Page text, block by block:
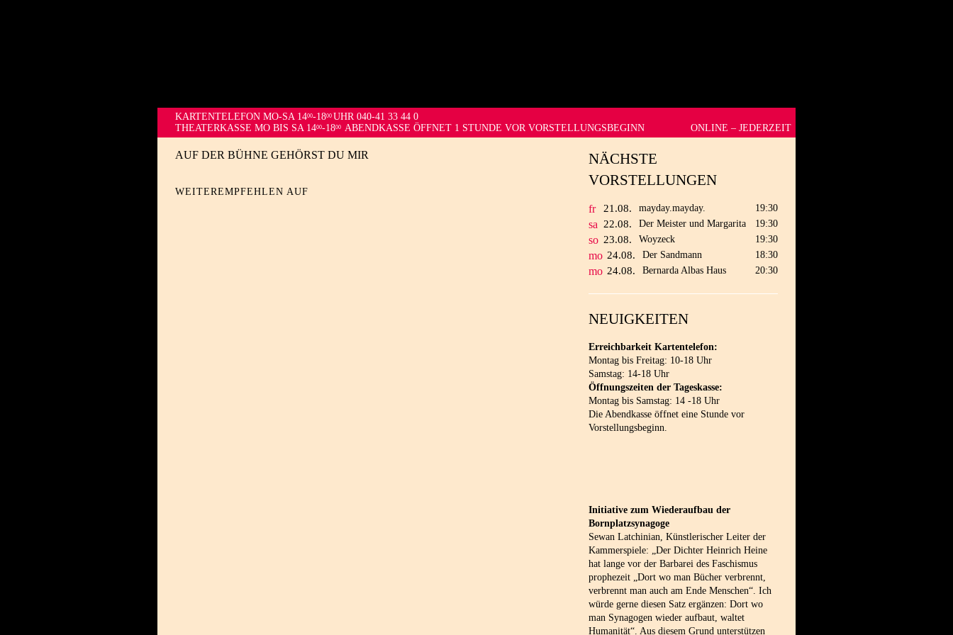
KARTENTELEFON MO-SA 1400-1800 UHR 040-41 33 44 0
THEATERKASSE MO BIS SA 1400-1800 ABENDKASSE ÖFFNET 1 STUNDE VOR VORSTELLUNGSBEGINN ONLINE – JEDERZEIT
AUF DER BÜHNE GEHÖRST DU MIR
WEITEREMPFEHLEN AUF
NÄCHSTE
VORSTELLUNGEN
fr 21.08. mayday.mayday. 19:30
sa 22.08. Der Meister und Margarita 19:30
so 23.08. Woyzeck 19:30
mo 24.08. Der Sandmann 18:30
mo 24.08. Bernarda Albas Haus 20:30
NEUIGKEITEN
Erreichbarkeit Kartentelefon:
Montag bis Freitag: 10-18 Uhr
Samstag: 14-18 Uhr
Öffnungszeiten der Tageskasse:
Montag bis Samstag: 14 -18 Uhr
Die Abendkasse öffnet eine Stunde vor
Vorstellungsbeginn.
Initiative zum Wiederaufbau der
Bornplatzsynagoge
Sewan Latchinian, Künstlerischer Leiter der
Kammerspiele: „Der Dichter Heinrich Heine
hat lange vor der Barbarei des Faschismus
prophezeit „Dort wo man Bücher verbrennt,
verbrennt man auch am Ende Menschen“. Ich
würde gerne diesen Satz ergänzen: Dort wo
man Synagogen wieder aufbaut, waltet
Humanität“. Aus diesem Grund unterstützen